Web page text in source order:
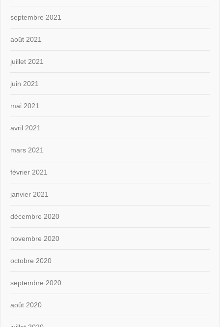
septembre 2021
août 2021
juillet 2021
juin 2021
mai 2021
avril 2021
mars 2021
février 2021
janvier 2021
décembre 2020
novembre 2020
octobre 2020
septembre 2020
août 2020